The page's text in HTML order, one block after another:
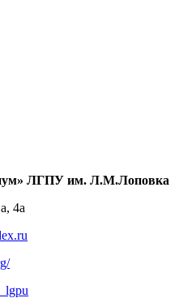
ЛГПУ им. Л.М.Лоповка
4а